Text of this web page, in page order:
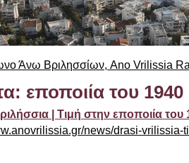
Άνω Βριλησσίων, Ano Vrilissia
εποποιία του 1940
| Τιμή στην εποποιία του
news/drasi-vrilissia-